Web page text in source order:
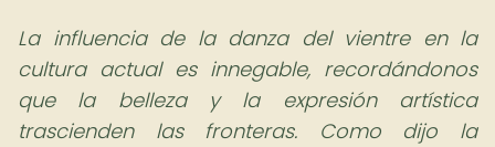
La influencia de la danza del vientre en la
cultura actual es innegable, recordándonos
que la belleza y la expresión artística
trascienden las fronteras. Como dijo la